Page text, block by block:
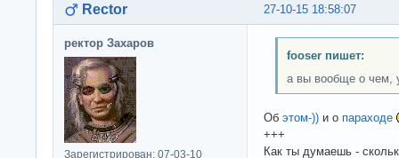
27-10-15 18:58:07
Rector
ректор Захаров
Зарегистрирован: 07-03-10
fooser пишет:
а вы вообще о чем,
Об этом-)) и о параходе
+++
Как ты думаешь -